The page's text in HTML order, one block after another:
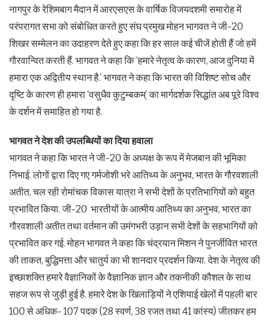
नागपुर के रेशिमबाग मैदान में आरएसएस के वार्षिक विजयदशमी समारोह में
परंपरागत सभा को संबोधित करते हुए संघ प्रमुख मोहन भागवत ने जी-20
शिखर सम्मेलन का उदाहरण देते हुए कहा कि हर साल कई चीजें होती हैं जो हमें
गौरवान्वित करती हैं. भागवत ने कहा कि ‘हमारे नेतृत्व के कारण, आज दुनिया में
हमारा एक अद्वितीय स्थान है.’ भागवत ने कहा कि भारत की विशिष्ट सोच और
दृष्टि के कारण ही हमारा ‘वसुधैव कुटुम्बकम्’ का मार्गदर्शक सिद्धांत अब पूरे विश्व
के दर्शन में समाहित हो गया है.
भागवत ने देश की उपलब्धियों का दिया हवाला
भागवत ने कहा कि भारत ने जी-20 के अध्यक्ष के रूप में मेजबान की भूमिका
निभाई. लोगों द्वारा दिए गए गर्मजोशी भरे आतिथ्य के अनुभव, भारत के गौरवशाली
अतीत, चल रही रोमांचक विकास यात्रा ने सभी देशों के प्रतिभागियों को बहुत
प्रभावित किया. जी-20 भारतीयों के आत्मीय आतिथ्य का अनुभव, भारत का
गौरवशाली अतीत तथा वर्तमान की उमंगभरी उड़ान सभी देशों के सहभागियों को
प्रभावित कर गई. मोहन भागवत ने कहा कि चंद्रयान मिशन ने पुनर्जीवित भारत
की ताकत, बुद्धिमत्ता और चातुर्य का भी शानदार प्रदर्शन किया. देश के नेतृत्व की
इच्छाशक्ति हमारे वैज्ञानिकों के वैज्ञानिक ज्ञान और तकनीकी कौशल के साथ
सहज रूप से जुड़ी हुई है. हमारे देश के खिलाड़ियों ने एशियाई खेलों में पहली बार
100 से अधिक- 107 पदक (28 स्वर्ण, 38 रजत तथा 41 कांस्य) जीतकर हम